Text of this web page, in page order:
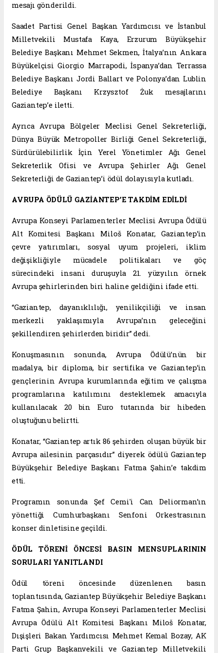
mesajı gönderildi.
Saadet Partisi Genel Başkan Yardımcısı ve İstanbul
Milletvekili Mustafa Kaya, Erzurum Büyükşehir
Belediye Başkanı Mehmet Sekmen, İtalya’nın Ankara
Büyükelçisi Giorgio Marrapodi, İspanya’dan Terrassa
Belediye Başkanı Jordi Ballart ve Polonya’dan Lublin
Belediye Başkanı Krzysztof Żuk mesajlarını
Gaziantep’e iletti.
Ayrıca Avrupa Bölgeler Meclisi Genel Sekreterliği,
Dünya Büyük Metropoller Birliği Genel Sekreterliği,
Sürdürülebilirlik İçin Yerel Yönetimler Ağı Genel
Sekreterlik Ofisi ve Avrupa Şehirler Ağı Genel
Sekreterliği de Gaziantep’i ödül dolayısıyla kutladı.
AVRUPA ÖDÜLÜ GAZİANTEP’E TAKDİM EDİLDİ
Avrupa Konseyi Parlamenterler Meclisi Avrupa Ödülü
Alt Komitesi Başkanı Miloš Konatar, Gaziantep’in
çevre yatırımları, sosyal uyum projeleri, iklim
değişikliğiyle mücadele politikaları ve göç
sürecindeki insani duruşuyla 21. yüzyılın örnek
Avrupa şehirlerinden biri haline geldiğini ifade etti.
“Gaziantep, dayanıklılığı, yenilikçiliği ve insan
merkezli yaklaşımıyla Avrupa’nın geleceğini
şekillendiren şehirlerden biridir” dedi.
Konuşmasının sonunda, Avrupa Ödülü’nün bir
madalya, bir diploma, bir sertifika ve Gaziantep’in
gençlerinin Avrupa kurumlarında eğitim ve çalışma
programlarına katılımını desteklemek amacıyla
kullanılacak 20 bin Euro tutarında bir hibeden
oluştuğunu belirtti.
Konatar, “Gaziantep artık 86 şehirden oluşan büyük bir
Avrupa ailesinin parçasıdır” diyerek ödülü Gaziantep
Büyükşehir Belediye Başkanı Fatma Şahin’e takdim
etti.
Programın sonunda Şef Cemi'i Can Deliorman’ın
yönettiği Cumhurbaşkanı Senfoni Orkestrasının
konser dinletisine geçildi.
ÖDÜL TÖRENİ ÖNCESİ BASIN MENSUPLARININ
SORULARI YANITLANDI
Ödül töreni öncesinde düzenlenen basın
toplantısında, Gaziantep Büyükşehir Belediye Başkanı
Fatma Şahin, Avrupa Konseyi Parlamenterler Meclisi
Avrupa Ödülü Alt Komitesi Başkanı Miloš Konatar,
Dışişleri Bakan Yardımcısı Mehmet Kemal Bozay, AK
Parti Grup Başkanvekili ve Gaziantep Milletvekili